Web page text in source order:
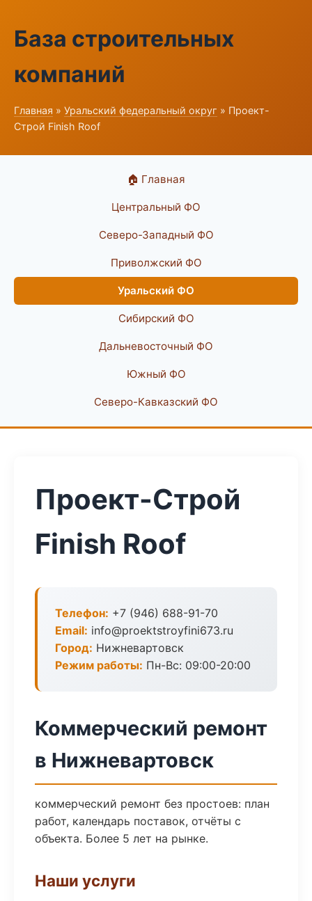
База строительных
компаний
Главная » Уральский федеральный округ » Проект-
Строй Finish Roof
🏠 Главная
Центральный ФО
Северо-Западный ФО
Приволжский ФО
Уральский ФО
Сибирский ФО
Дальневосточный ФО
Южный ФО
Северо-Кавказский ФО
Проект-Строй
Finish Roof
Телефон: +7 (946) 688-91-70
Email: info@proektstroyfini673.ru
Город: Нижневартовск
Режим работы: Пн-Вс: 09:00-20:00
Коммерческий ремонт
в Нижневартовск
коммерческий ремонт без простоев: план
работ, календарь поставок, отчёты с
объекта. Более 5 лет на рынке.
Наши услуги